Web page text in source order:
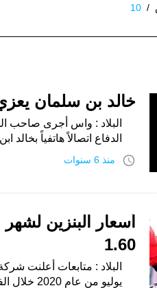
/
10
خالد بن سلمان
البلاد : واس أجرى صاحب
الدفاع اتصالاً هاتفياً
access_time منذ 6 سنوات
1.60
البلاد : متابعات أعلنت
يوليو من عام 2020 خلال الفترة من 10 أغسطس الجاري حتى…